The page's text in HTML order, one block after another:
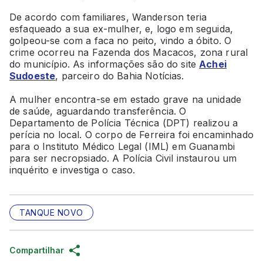
De acordo com familiares, Wanderson teria
esfaqueado a sua ex-mulher, e, logo em seguida,
golpeou-se com a faca no peito, vindo a óbito. O
crime ocorreu na Fazenda dos Macacos, zona rural
do município. As informações são do site Achei
Sudoeste, parceiro do Bahia Notícias.
A mulher encontra-se em estado grave na unidade
de saúde, aguardando transferência. O
Departamento de Polícia Técnica (DPT) realizou a
perícia no local. O corpo de Ferreira foi encaminhado
para o Instituto Médico Legal (IML) em Guanambi
para ser necropsiado. A Polícia Civil instaurou um
inquérito e investiga o caso.
TANQUE NOVO
Compartilhar